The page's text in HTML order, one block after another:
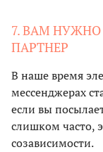
7. ВАМ НУЖНО
ПАРТНЕР
В наше время
мессенджерах
если вы
слишком часто,
созависимости.